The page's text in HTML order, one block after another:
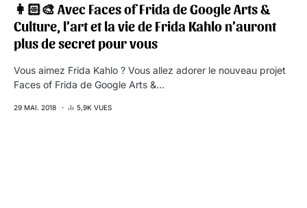
👩🏻‍🎨 Avec Faces of Frida de Google Arts &
Culture, l’art et la vie de Frida Kahlo n’auront
plus de secret pour vous
Vous aimez Frida Kahlo ? Vous allez adorer le nouveau projet
Faces of Frida de Google Arts &…
29 MAI. 2018 5,9K VUES